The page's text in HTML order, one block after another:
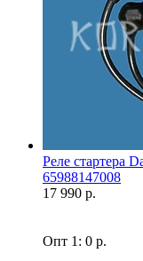
Реле стартера
65988147008
17 990 р.
Опт 1: 0 р.